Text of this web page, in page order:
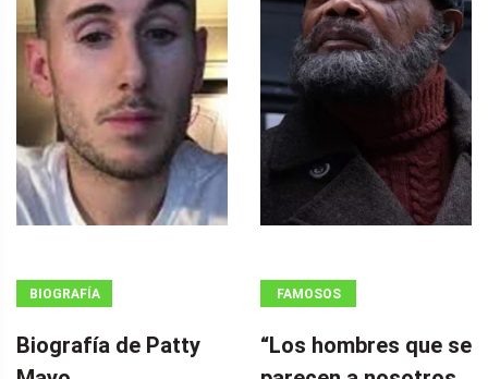
BIOGRAFÍA
Biografía de Patty
FAMOSOS
“Los hombres que se